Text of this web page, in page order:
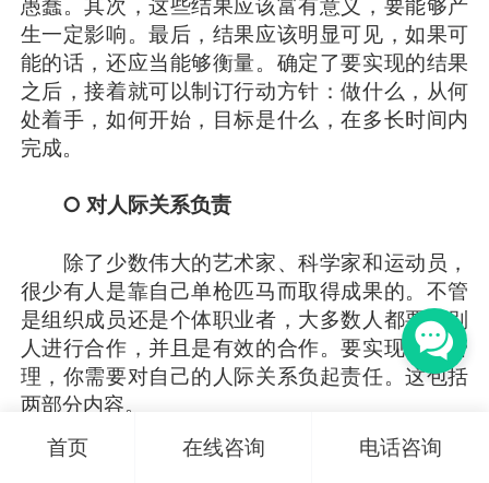
愚蠢。其次，这些结果应该富有意义，要能够产
生一定影响。最后，结果应该明显可见，如果可
能的话，还应当能够衡量。确定了要实现的结果
之后，接着就可以制订行动方针：做什么，从何
处着手，如何开始，目标是什么，在多长时间内
完成。
○ 对人际关系负责
除了少数伟大的艺术家、科学家和运动员，
很少有人是靠自己单枪匹马而取得成果的。不管
是组织成员还是个体职业者，大多数人都要与别
人进行合作，并且是有效的合作。要实现自我管
理，你需要对自己的人际关系负起责任。这包括
两部分内容。
首先是要接受别人是和你一样的个体这个事
首页 在线咨询 电话咨询